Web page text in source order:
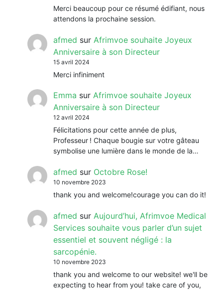
Merci beaucoup pour ce résumé édifiant, nous
attendons la prochaine session.
afmed sur Afrimvoe souhaite Joyeux
Anniversaire à son Directeur
15 avril 2024
Merci infiniment
Emma sur Afrimvoe souhaite Joyeux
Anniversaire à son Directeur
12 avril 2024
Félicitations pour cette année de plus,
Professeur ! Chaque bougie sur votre gâteau
symbolise une lumière dans le monde de la…
afmed sur Octobre Rose!
10 novembre 2023
thank you and welcome!courage you can do it!
afmed sur Aujourd’hui, Afrimvoe Medical
Services souhaite vous parler d’un sujet
essentiel et souvent négligé : la
sarcopénie.
10 novembre 2023
thank you and welcome to our website! we'll be
expecting to hear from you! take care of you,